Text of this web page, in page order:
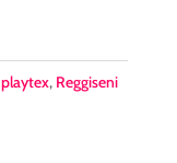
playtex, Reggiseni